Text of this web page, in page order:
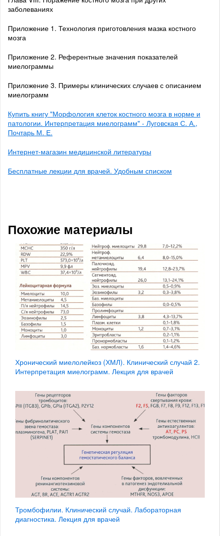
заболеваниях
Приложение 1. Технология приготовления мазка костного
мозга
Приложение 2. Референтные значения показателей
миелограммы
Приложение 3. Примеры клинических случаев с описанием
миелограмм
Купить книгу "Морфология клеток костного мозга в норме и
патологии. Интерпретация миелограмм" - Луговская С. А.,
Почтарь М. Е.
Интернет-магазин медицинской литературы
Бесплатные лекции для врачей. Удобным списком
Похожие материалы
Хронический миелолейкоз (ХМЛ). Клинический случай 2.
Интерпретация миелограмм. Лекция для врачей
Тромбофилии. Клинический случай. Лабораторная
диагностика. Лекция для врачей